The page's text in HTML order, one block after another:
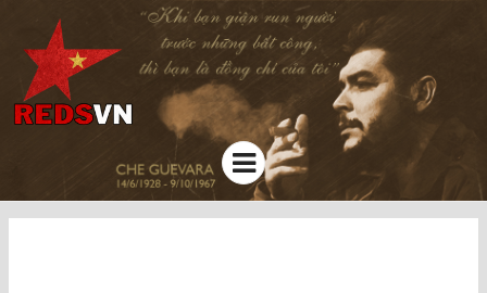
Kênh chia sẻ tri thức cộng đồng
Menu